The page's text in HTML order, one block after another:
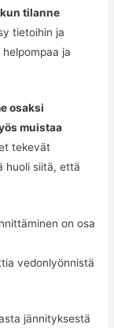
tilanne
tietoihin ja
ja
osaksi
muistaa
tekevät
huoli siitä, että
on osa
vedonlyönnistä
jännityksestä